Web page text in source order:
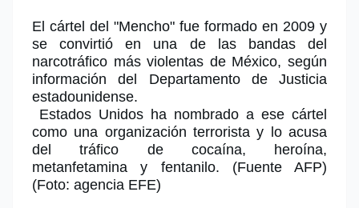
El cártel del "Mencho" fue formado en 2009 y
se convirtió en una de las bandas del
narcotráfico más violentas de México, según
información del Departamento de Justicia
estadounidense.
Estados Unidos ha nombrado a ese cártel
como una organización terrorista y lo acusa
del tráfico de cocaína, heroína,
metanfetamina y fentanilo. (Fuente AFP)
(Foto: agencia EFE)